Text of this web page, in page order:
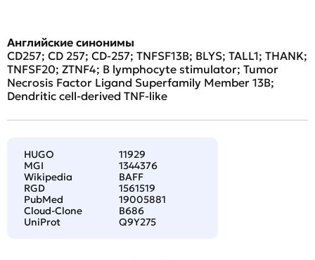
Английские синонимы
CD257; CD 257; CD-257; TNFSF13B; BLYS; TALL1; THANK;
TNFSF20; ZTNF4; B lymphocyte stimulator; Tumor
Necrosis Factor Ligand Superfamily Member 13B;
Dendritic cell-derived TNF-like
HUGO
11929
MGI
1344376
Wikipedia
BAFF
RGD
1561519
PubMed
19005881
Cloud-Clone
B686
UniProt
Q9Y275